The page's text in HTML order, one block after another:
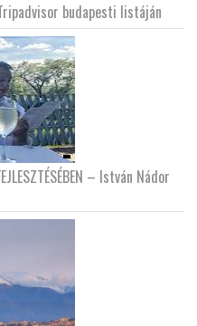
budapesti listáján
– István Nádor